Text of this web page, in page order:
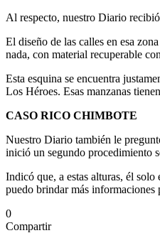
Al respecto, nuestro Diario
El diseño de las calles en esa
nada, con material recuperable
Esta esquina se encuentra
Los Héroes. Esas manzanas
CASO RICO CHIMBOTE
Nuestro Diario también le
inició un segundo procedimiento
Indicó que, a estas alturas, él
puedo brindar más informaciones
0
Compartir